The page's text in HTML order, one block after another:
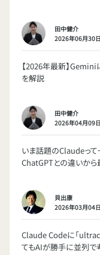
田中健介
2026年06月30日
【2026年最新】
を解説
田中健介
2026年04月09日
いま話題のClaudeって
ChatGPTとの違いか
貝出康
2026年03月04日
Claude Codeに「
てもAIが勝手に並列